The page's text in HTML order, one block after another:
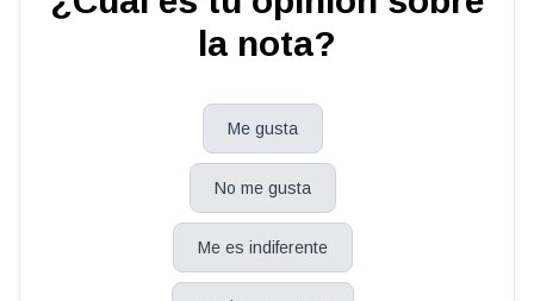
la nota?
Me gusta
No me gusta
Me es indiferente